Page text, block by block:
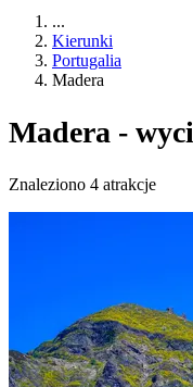
...
Kierunki
Portugalia
Madera
Madera -
Znaleziono 4 atrakcje